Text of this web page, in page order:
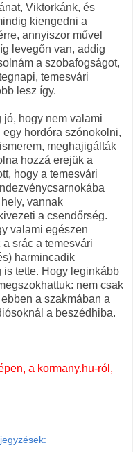
Viktorkánk, és
kiengedni a
annyiszor művel
levegőn van, addig
a szobafogságot,
temesvári
lesz így.
jó, hogy nem valami
hordóra szónokolni,
meghajigálták
hozzá erejük a
hogy a temesvári
vannak
a csendőrség.
valami egészen
srác a temesvári
harmincadik
tette. Hogy leginkább
nem csak
a szakmában a
a beszédhiba.
a kormany.hu-ról,